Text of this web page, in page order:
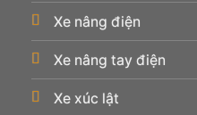
Xe nâng điện
Xe nâng tay điện
Xe xúc lật